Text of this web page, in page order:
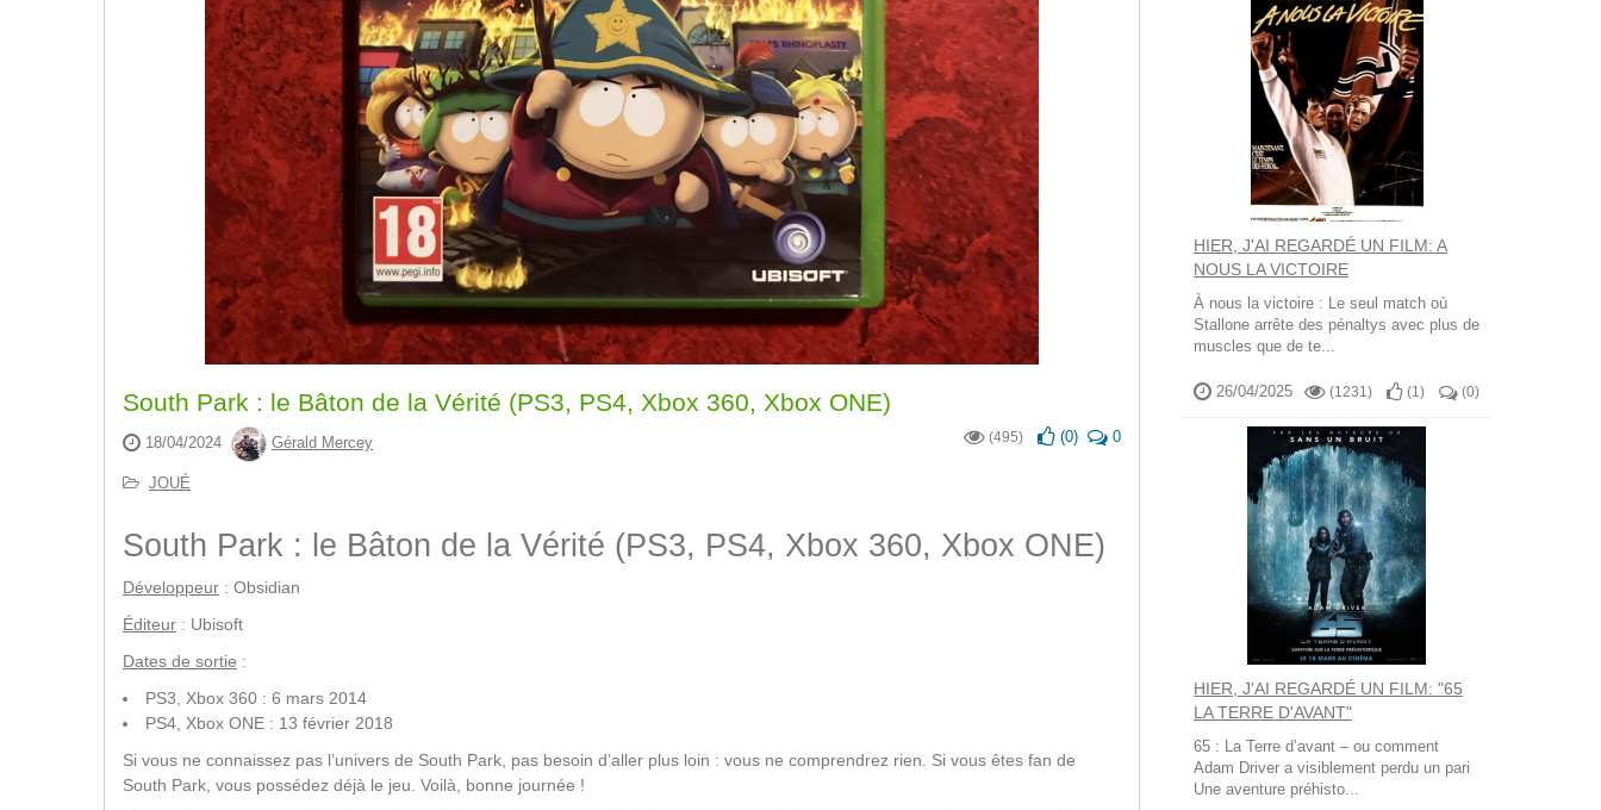
South Park : le Bâton de la Vérité (PS3, PS4, Xbox 360, Xbox ONE)
18/04/2024 Gérald Mercey (495) (0) 0
JOUÉ
South Park : le Bâton de la Vérité (PS3, PS4, Xbox 360, Xbox ONE)
Développeur : Obsidian
Éditeur : Ubisoft
Dates de sortie :
PS3, Xbox 360 : 6 mars 2014
PS4, Xbox ONE : 13 février 2018
Si vous ne connaissez pas l’univers de South Park, pas besoin d’aller plus loin : vous ne comprendrez rien. Si vous êtes fan de
South Park, vous possédez déjà le jeu. Voilà, bonne journée !
HIER, J'AI REGARDÉ UN FILM: A
NOUS LA VICTOIRE
À nous la victoire : Le seul match où
Stallone arrête des pénaltys avec plus de
muscles que de te...
26/04/2025 (1231) (1) (0)
HIER, J'AI REGARDÉ UN FILM: "65
LA TERRE D'AVANT"
65 : La Terre d’avant – ou comment
Adam Driver a visiblement perdu un pari
Une aventure préhisto...